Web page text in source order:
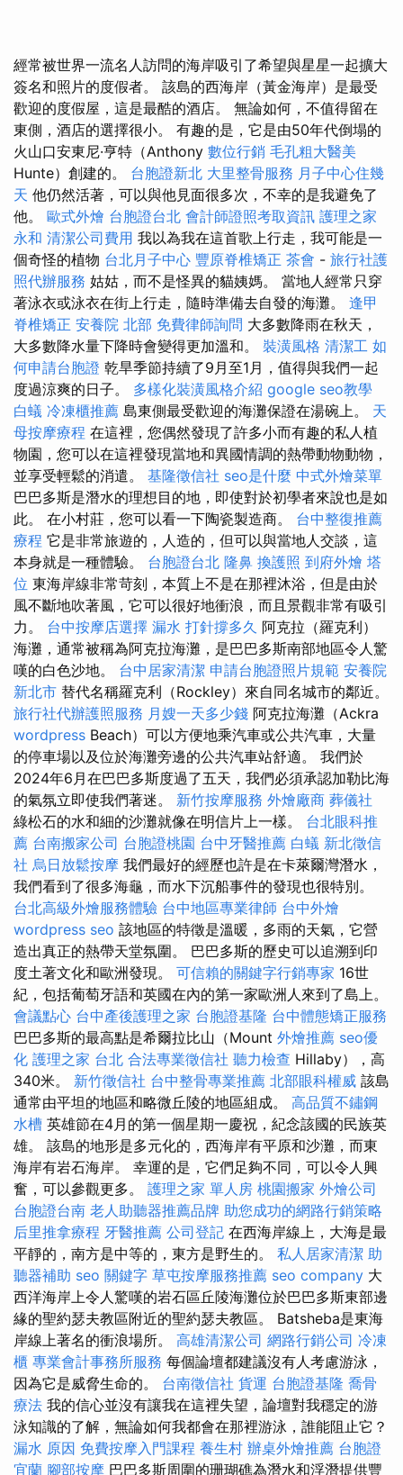
經常被世界一流名人訪問的海岸吸引了希望與星星一起擴大
簽名和照片的度假者。 該島的西海岸（黃金海岸）是最受
歡迎的度假屋，這是最酷的酒店。 無論如何，不​​值得留在
東側，酒店的選擇很小。 有趣的是，它是由50年代倒塌的
火山口安東尼·亨特（Anthony 數位行銷 毛孔粗大醫美
Hunte）創建的。 台胞證新北 大里整骨服務 月子中心住幾
天 他仍然活著，可以與他見面很多次，不幸的是我避免了
他。 歐式外燴 台胞證台北 會計師證照考取資訊 護理之家
永和 清潔公司費用 我以為我在這首歌上行走，我可能是一
個奇怪的植物 台北月子中心 豐原脊椎矯正 茶會 - 旅行社護
照代辦服務 姑姑，而不是怪異的貓姨媽。 當地人經常只穿
著泳衣或泳衣在街上行走，隨時準備去自發的海灘。 逢甲
脊椎矯正 安養院 北部 免費律師詢問 大多數降雨在秋天，
大多數降水量下降時會變得更加溫和。 裝潢風格 清潔工 如
何申請台胞證 乾旱季節持續了9月至1月，值得與我們一起
度過涼爽的日子。 多樣化裝潢風格介紹 google seo教學
白蟻 冷凍櫃推薦 島東側最受歡迎的海灘保證在湯碗上。 天
母按摩療程 在這裡，您偶然發現了許多小而有趣的私人植
物園，您可以在這裡發現當地和異國情調的熱帶動物動物，
並享受輕鬆的消遣。 基隆徵信社 seo是什麼 中式外燴菜單
巴巴多斯是潛水的理想目的地，即使對於初學者來說也是如
此。 在小村莊，您可以看一下陶瓷製造商。 台中整復推薦
療程 它是非常旅遊的，人造的，但可以與當地人交談，這
本身就是一種體驗。 台胞證台北 隆鼻 換護照 到府外燴 塔
位 東海岸線非常苛刻，本質上不是在那裡沐浴，但是由於
風不斷地吹著風，它可以很好地衝浪，而且景觀非常有吸引
力。 台中按摩店選擇 漏水 打針撐多久 阿克拉（羅克利）
海灘，通常被稱為阿克拉海灘，是巴巴多斯南部地區令人驚
嘆的白色沙地。 台中居家清潔 申請台胞證照片規範 安養院
新北市 替代名稱羅克利（Rockley）來自同名城市的鄰近。
旅行社代辦護照服務 月嫂一天多少錢 阿克拉海灘（Ackra
wordpress Beach）可以方便地乘汽車或公共汽車，大量
的停車場以及位於海灘旁邊的公共汽車站舒適。 我們於
2024年6月在巴巴多斯度過了五天，我們必須承認加勒比海
的氣氛立即使我們著迷。 新竹按摩服務 外燴廠商 葬儀社
綠松石的水和細的沙灘就像在明信片上一樣。 台北眼科推
薦 台南搬家公司 台胞證桃園 台中牙醫推薦 白蟻 新北徵信
社 烏日放鬆按摩 我們最好的經歷也許是在卡萊爾灣潛水，
我們看到了很多海龜，而水下沉船事件的發現也很特別。
台北高級外燴服務體驗 台中地區專業律師 台中外燴
wordpress seo 該地區的特徵是溫暖，多雨的天氣，它營
造出真正的熱帶天堂氛圍。 巴巴多斯的歷史可以追溯到印
度土著文化和歐洲發現。 可信賴的關鍵字行銷專家 16世
紀，包括葡萄牙語和英國在內的第一家歐洲人來到了島上。
會議點心 台中產後護理之家 台胞證基隆 台中體態矯正服務
巴巴多斯的最高點是希爾拉比山（Mount 外燴推薦 seo優
化 護理之家 台北 合法專業徵信社 聽力檢查 Hillaby），高
340米。 新竹徵信社 台中整骨專業推薦 北部眼科權威 該島
通常由平坦的地區和略微丘陵的地區組成。 高品質不鏽鋼
水槽 英雄節在4月的第一個星期一慶祝，紀念該國的民族英
雄。 該島的地形是多元化的，西海岸有平原和沙灘，而東
海岸有岩石海岸。 幸運的是，它們足夠不同，可以令人興
奮，可以參觀更多。 護理之家 單人房 桃園搬家 外燴公司
台胞證台南 老人助聽器推薦品牌 助您成功的網路行銷策略
后里推拿療程 牙醫推薦 公司登記 在西海岸線上，大海是最
平靜的，南方是中等的，東方是野生的。 私人居家清潔 助
聽器補助 seo 關鍵字 草屯按摩服務推薦 seo company 大
西洋海岸上令人驚嘆的岩石區丘陵海灘位於巴巴多斯東部邊
緣的聖約瑟夫教區附近的聖約瑟夫教區。 Batsheba是東海
岸線上著名的衝浪場所。 高雄清潔公司 網路行銷公司 冷凍
櫃 專業會計事務所服務 每個論壇都建議沒有人考慮游泳，
因為它是威脅生命的。 台南徵信社 貨運 台胞證基隆 喬骨
療法 我的信心並沒有讓我在這裡失望，論壇對我穩定的游
泳知識的了解，無論如何我都會在那裡游泳，誰能阻止它？
漏水 原因 免費按摩入門課程 養生村 辦桌外燴推薦 台胞證
宜蘭 腳部按摩 巴巴多斯周圍的珊瑚礁為潛水和浮潛提供豐